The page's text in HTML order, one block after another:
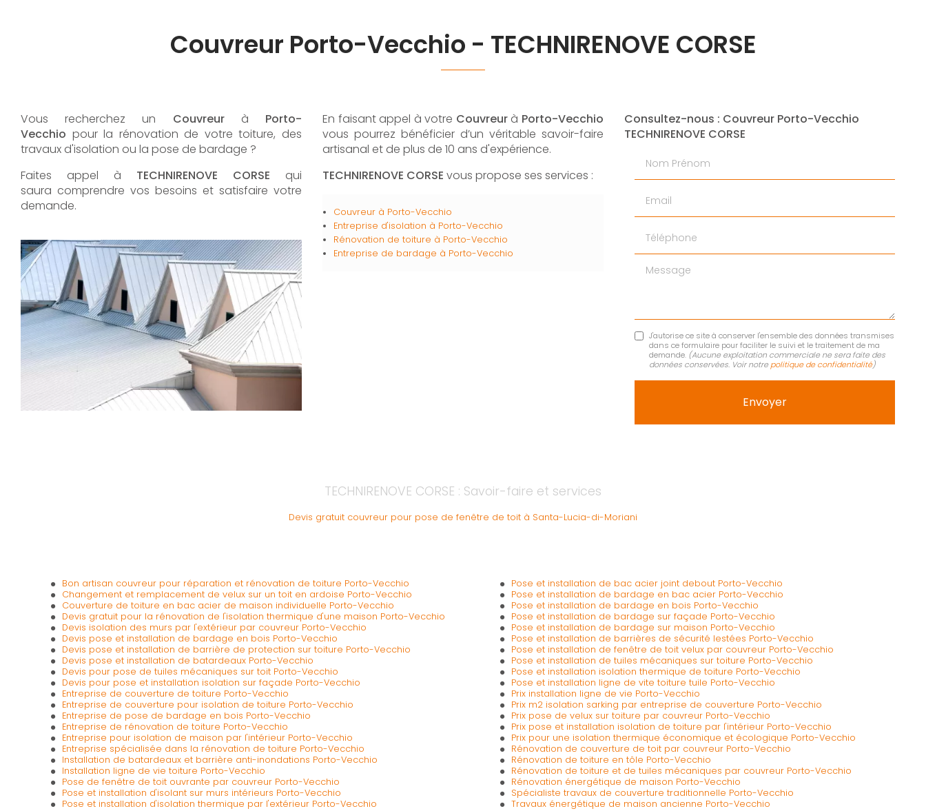
Couvreur Porto-Vecchio - TECHNIRENOVE CORSE
Vous recherchez un Couvreurà Porto-
Vecchio pour la rénovation de votre toiture, des
travaux d'isolation ou la pose de bardage ?
Faites appel à TECHNIRENOVE CORSE qui
saura comprendre vos besoins et satisfaire votre
demande.
En faisant appel à votre Couvreurà Porto-Vecchio
vous pourrez bénéficier d’un véritable savoir-faire
artisanal et de plus de 10 ans d'expérience.
TECHNIRENOVE CORSE vous propose ses services :
Couvreur à Porto-Vecchio
Entreprise d'isolation à Porto-Vecchio
Rénovation de toiture à Porto-Vecchio
Entreprise de bardage à Porto-Vecchio
Consultez-nous : Couvreur Porto-Vecchio
TECHNIRENOVE CORSE
Message
J'autorise ce site à conserver l'ensemble des données transmises
dans ce formulaire pour faciliter le suivi et le traitement de ma
demande. (Aucune exploitation commerciale ne sera faite des
données conservées. Voir notrepolitique de confidentialité)
TECHNIRENOVE CORSE : Savoir-faire et services
Devis gratuit couvreur pour pose de fenêtre de toit à Santa-Lucia-di-Moriani
Bon artisan couvreur pour réparation et rénovation de toiture Porto-Vecchio
Changement et remplacement de velux sur un toit en ardoise Porto-Vecchio
Couverture de toiture en bac acier de maison individuelle Porto-Vecchio
Devis gratuit pour la rénovation de l'isolation thermique d'une maison Porto-Vecchio
Devis isolation des murs par l'extérieur par couvreur Porto-Vecchio
Devis pose et installation de bardage en bois Porto-Vecchio
Devis pose et installation de barrière de protection sur toiture Porto-Vecchio
Devis pose et installation de batardeaux Porto-Vecchio
Devis pour pose de tuiles mécaniques sur toit Porto-Vecchio
Devis pour pose et installation isolation sur façade Porto-Vecchio
Entreprise de couverture de toiture Porto-Vecchio
Entreprise de couverture pour isolation de toiture Porto-Vecchio
Entreprise de pose de bardage en bois Porto-Vecchio
Entreprise de rénovation de toiture Porto-Vecchio
Entreprise pour isolation de maison par l'intérieur Porto-Vecchio
Entreprise spécialisée dans la rénovation de toiture Porto-Vecchio
Installation de batardeaux et barrière anti-inondations Porto-Vecchio
Installation ligne de vie toiture Porto-Vecchio
Pose de fenêtre de toit ouvrante par couvreur Porto-Vecchio
Pose et installation d'isolant sur murs intérieurs Porto-Vecchio
Pose et installation d'isolation thermique par l'extérieur Porto-Vecchio
Pose et installation de bac acier joint debout Porto-Vecchio
Pose et installation de bardage en bac acier Porto-Vecchio
Pose et installation de bardage en bois Porto-Vecchio
Pose et installation de bardage sur façade Porto-Vecchio
Pose et installation de bardage sur maison Porto-Vecchio
Pose et installation de barrières de sécurité lestées Porto-Vecchio
Pose et installation de fenêtre de toit velux par couvreur Porto-Vecchio
Pose et installation de tuiles mécaniques sur toiture Porto-Vecchio
Pose et installation isolation thermique de toiture Porto-Vecchio
Pose et installation ligne de vite toiture tuile Porto-Vecchio
Prix installation ligne de vie Porto-Vecchio
Prix m2 isolation sarking par entreprise de couverture Porto-Vecchio
Prix pose de velux sur toiture par couvreur Porto-Vecchio
Prix pose et installation isolation de toiture par l'intérieur Porto-Vecchio
Prix pour une isolation thermique économique et écologique Porto-Vecchio
Rénovation de couverture de toit par couvreur Porto-Vecchio
Rénovation de toiture en tôle Porto-Vecchio
Rénovation de toiture et de tuiles mécaniques par couvreur Porto-Vecchio
Rénovation énergétique de maison Porto-Vecchio
Spécialiste travaux de couverture traditionnelle Porto-Vecchio
Travaux énergétique de maison ancienne Porto-Vecchio